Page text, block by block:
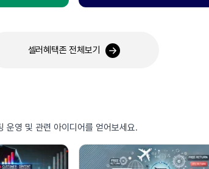
셀러혜택존 전체보기
운영 및 관련 아이디어를 얻어보세요.